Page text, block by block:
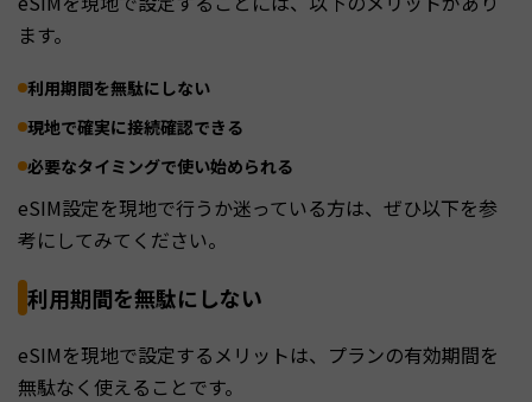
ます。
利用期間を無駄にしない
現地で確実に接続確認できる
必要なタイミングで使い始められる
eSIM設定を現地で行うか迷っている方は、ぜひ以下を参
考にしてみてください。
利用期間を無駄にしない
eSIMを現地で設定するメリットは、プランの有効期間を
無駄なく使えることです。